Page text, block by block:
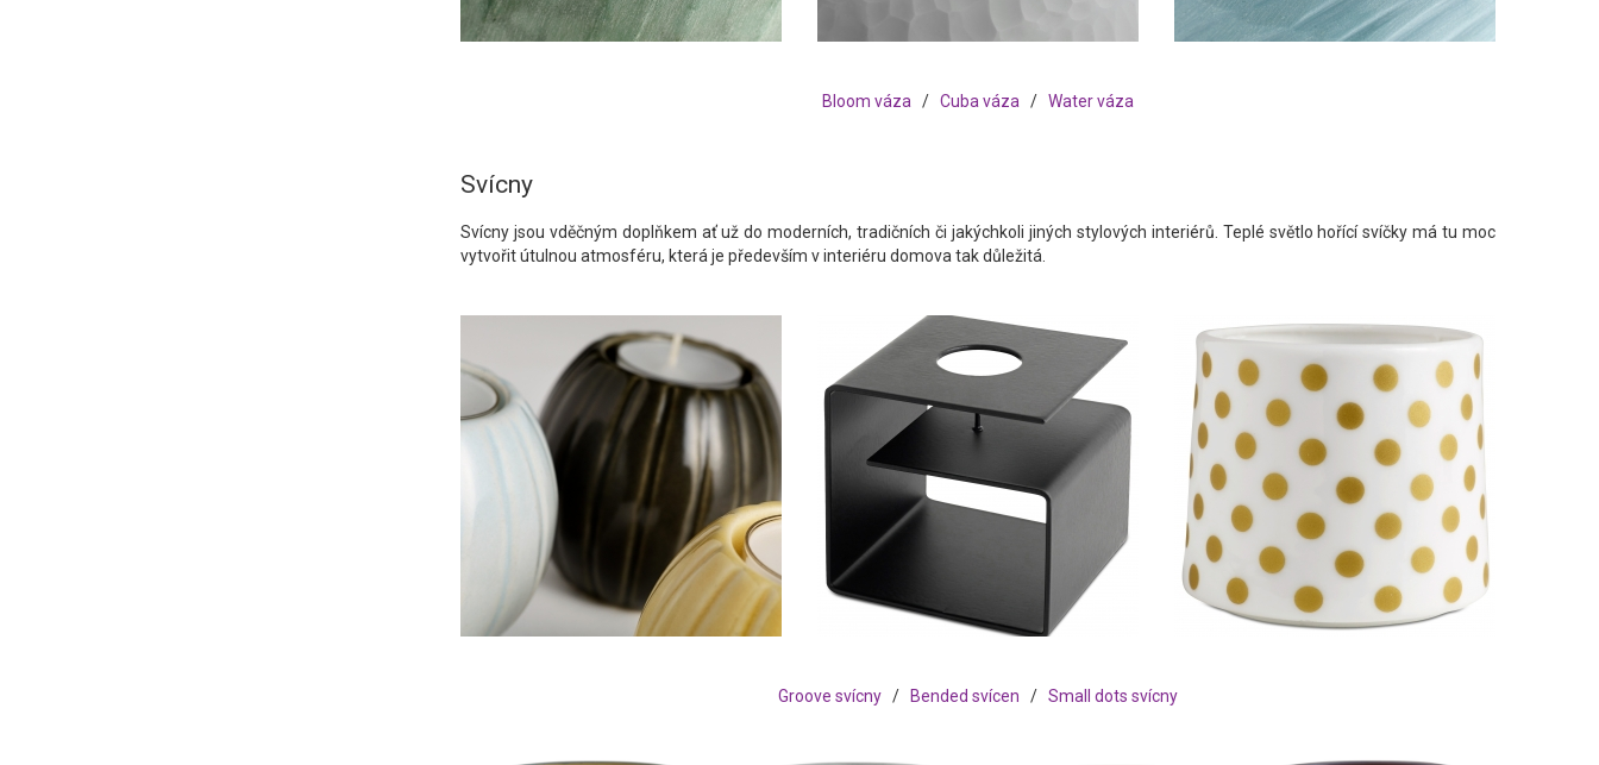
Bloom váza / Cuba váza / Water váza
Svícny
Svícny jsou vděčným doplňkem ať už do moderních, tradičních či jakýchkoli jiných stylových interiérů. Teplé světlo hořící svíčky má tu moc
vytvořit útulnou atmosféru, která je především v interiéru domova tak důležitá.
Groove svícny / Bended svícen / Small dots svícny